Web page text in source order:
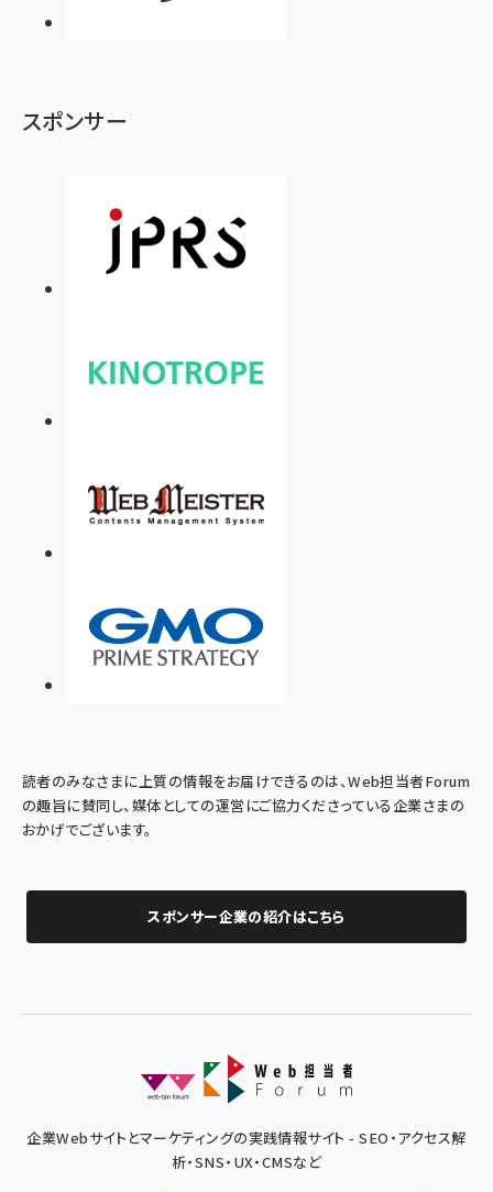
スポンサー
読者のみなさまに上質の情報をお届けできるのは、Web担当者Forum
の趣旨に賛同し、媒体としての運営にご協力くださっている企業さまの
おかげでございます。
スポンサー企業の紹介はこちら
企業Webサイトとマーケティングの実践情報サイト - SEO・アクセス解
析・SNS・UX・CMSなど